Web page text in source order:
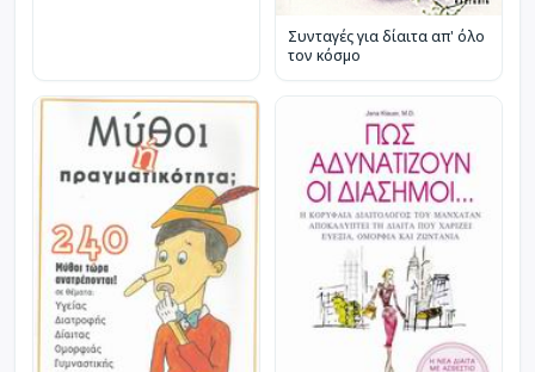
Συνταγές για δίαιτα απ' όλο
τον κόσμο